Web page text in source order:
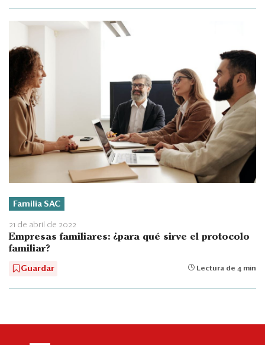
Familia SAC
21 de abril de 2022
Empresas familiares: ¿para qué sirve el protocolo
familiar?
Guardar Lectura de 4 min